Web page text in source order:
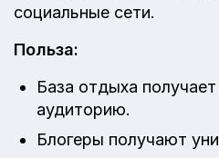
социальные сети.
Польза:
База отдыха
аудиторию.
Блогеры получают